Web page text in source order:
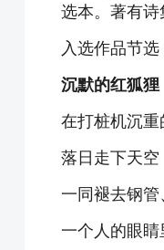
选本。著有诗
入选作品节选
沉默的红狐狸
在打桩机沉重
落日走下天空
一同褪去钢
一个人的眼睛